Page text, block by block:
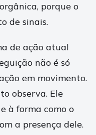
porque o
de sinais.
de ação atual
não é só
em movimento.
observa. Ele
à forma como o
a presença dele.